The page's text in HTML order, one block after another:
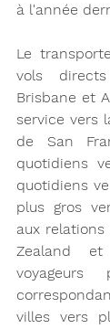
à l'année
Le
vols
Brisbane et
service vers
de San
quotidiens
quotidiens
plus gros
aux
Zealand
villes vers